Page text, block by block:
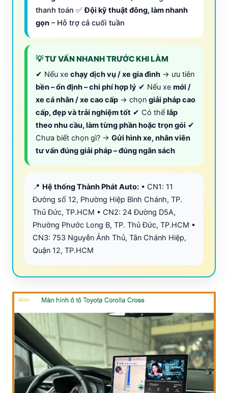
thanh toán ✅Đội kỹ thuật đông, làm nhanh
gọn – Hỗ trợ cả cuối tuần
💡 TƯ VẤN NHANH TRƯỚC KHI LÀM
✔ Nếu xe chạy dịch vụ / xe gia đình → ưu tiên
bền – ổn định – chi phí hợp lý ✔ Nếu xe mới /
xe cá nhân / xe cao cấp → chọn giải pháp cao
cấp, đẹp và trải nghiệm tốt ✔ Có thể lắp
theo nhu cầu, làm từng phần hoặc trọn gói ✔
Chưa biết chọn gì? → Gửi hình xe, nhân viên
tư vấn đúng giải pháp – đúng ngân sách
📍 Hệ thống Thành Phát Auto: • CN1: 11
Đường số 12, Phường Hiệp Bình Chánh, TP.
Thủ Đức, TP.HCM • CN2: 24 Đường D5A,
Phường Phước Long B, TP. Thủ Đức, TP.HCM •
CN3: 753 Nguyễn Ảnh Thủ, Tân Chánh Hiệp,
Quận 12, TP.HCM